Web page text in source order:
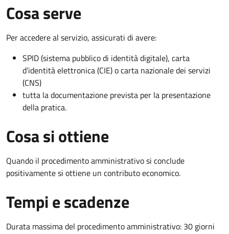
Cosa serve
Per accedere al servizio, assicurati di avere:
SPID (sistema pubblico di identità digitale), carta
d’identità elettronica (CIE) o carta nazionale dei servizi
(CNS)
tutta la documentazione prevista per la presentazione
della pratica.
Cosa si ottiene
Quando il procedimento amministrativo si conclude
positivamente si ottiene un contributo economico.
Tempi e scadenze
Durata massima del procedimento amministrativo: 30 giorni